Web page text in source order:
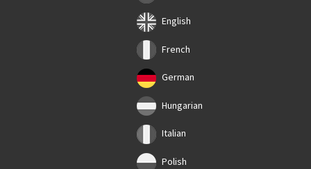
English
French
German
Hungarian
Italian
Polish